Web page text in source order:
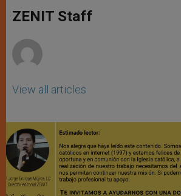
p
p
g
e
o
k
ZENIT Staff
View all articles